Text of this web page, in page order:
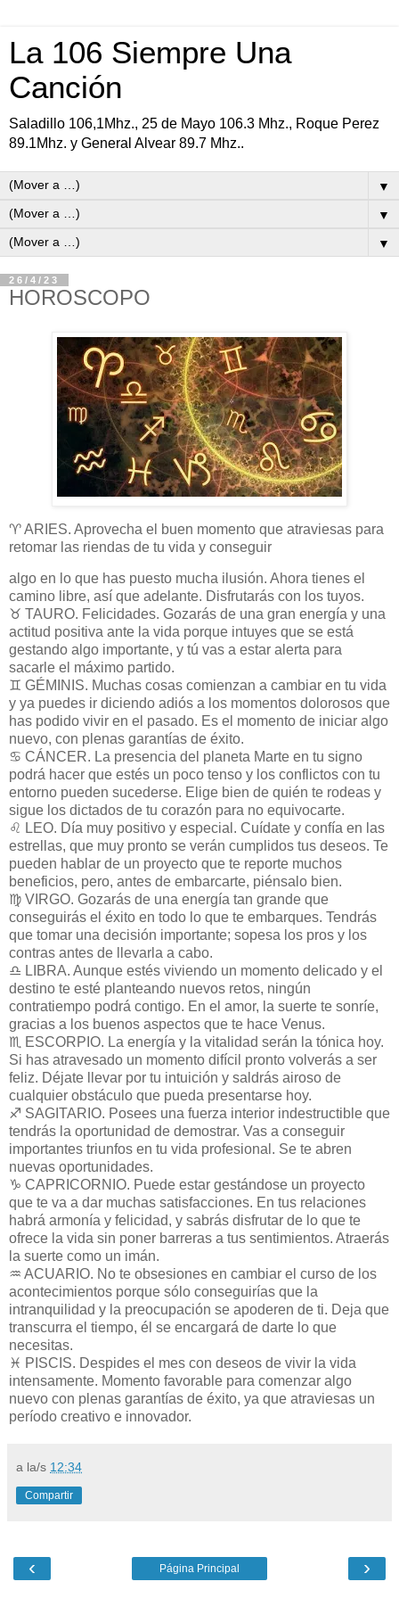
La 106 Siempre Una
Canción
Saladillo 106,1Mhz., 25 de Mayo 106.3 Mhz., Roque Perez
89.1Mhz. y General Alvear 89.7 Mhz..
▼
▼
▼
26/4/23
HOROSCOPO
♈ ARIES. Aprovecha el buen momento que atraviesas para
retomar las riendas de tu vida y conseguir
algo en lo que has puesto mucha ilusión. Ahora tienes el
camino libre, así que adelante. Disfrutarás con los tuyos.
♉ TAURO. Felicidades. Gozarás de una gran energía y una
actitud positiva ante la vida porque intuyes que se está
gestando algo importante, y tú vas a estar alerta para
sacarle el máximo partido.
♊ GÉMINIS. Muchas cosas comienzan a cambiar en tu vida
y ya puedes ir diciendo adiós a los momentos dolorosos que
has podido vivir en el pasado. Es el momento de iniciar algo
nuevo, con plenas garantías de éxito.
♋ CÁNCER. La presencia del planeta Marte en tu signo
podrá hacer que estés un poco tenso y los conflictos con tu
entorno pueden sucederse. Elige bien de quién te rodeas y
sigue los dictados de tu corazón para no equivocarte.
♌ LEO. Día muy positivo y especial. Cuídate y confía en las
estrellas, que muy pronto se verán cumplidos tus deseos. Te
pueden hablar de un proyecto que te reporte muchos
beneficios, pero, antes de embarcarte, piénsalo bien.
♍ VIRGO. Gozarás de una energía tan grande que
conseguirás el éxito en todo lo que te embarques. Tendrás
que tomar una decisión importante; sopesa los pros y los
contras antes de llevarla a cabo.
♎ LIBRA. Aunque estés viviendo un momento delicado y el
destino te esté planteando nuevos retos, ningún
contratiempo podrá contigo. En el amor, la suerte te sonríe,
gracias a los buenos aspectos que te hace Venus.
♏ ESCORPIO. La energía y la vitalidad serán la tónica hoy.
Si has atravesado un momento difícil pronto volverás a ser
feliz. Déjate llevar por tu intuición y saldrás airoso de
cualquier obstáculo que pueda presentarse hoy.
♐ SAGITARIO. Posees una fuerza interior indestructible que
tendrás la oportunidad de demostrar. Vas a conseguir
importantes triunfos en tu vida profesional. Se te abren
nuevas oportunidades.
♑ CAPRICORNIO. Puede estar gestándose un proyecto
que te va a dar muchas satisfacciones. En tus relaciones
habrá armonía y felicidad, y sabrás disfrutar de lo que te
ofrece la vida sin poner barreras a tus sentimientos. Atraerás
la suerte como un imán.
♒ ACUARIO. No te obsesiones en cambiar el curso de los
acontecimientos porque sólo conseguirías que la
intranquilidad y la preocupación se apoderen de ti. Deja que
transcurra el tiempo, él se encargará de darte lo que
necesitas.
♓ PISCIS. Despides el mes con deseos de vivir la vida
intensamente. Momento favorable para comenzar algo
nuevo con plenas garantías de éxito, ya que atraviesas un
período creativo e innovador.
a la/s 12:34
Compartir
‹ ›
Página Principal